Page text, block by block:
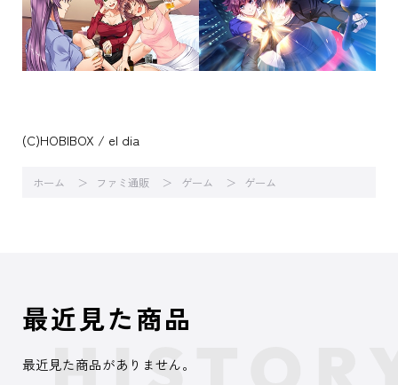
(C)HOBIBOX / el dia
ホーム ファミ通販 ゲーム ゲーム
最近見た商品
最近見た商品がありません。